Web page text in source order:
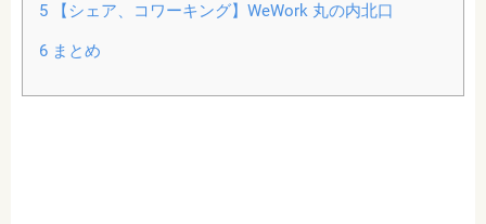
5【シェア、コワーキング】WeWork 丸の内北口
6まとめ